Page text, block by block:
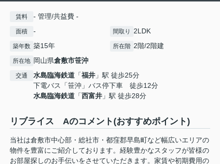
賃料 - 管理/共益費 -
面積 - 間取り 2LDK
築年数 築15年 所在階 2階/2階建
所在地 岡山県倉敷市笹沖
交通 水島臨海鉄道 「福井 」駅 徒歩25分
下電バス「笹沖」バス停下車 徒歩12分
水島臨海鉄道 「西富井 」駅 徒歩28分
リブライス Aのコメント(おすすめポイント)
当社は倉敷市中心部・総社市・都窪郡早島町など幅広いエリアの
物件を豊富にご紹介しております。経験豊かなスタッフが皆様の
お部屋探しのお手伝いをさせていただきます。家賃や初期費用の